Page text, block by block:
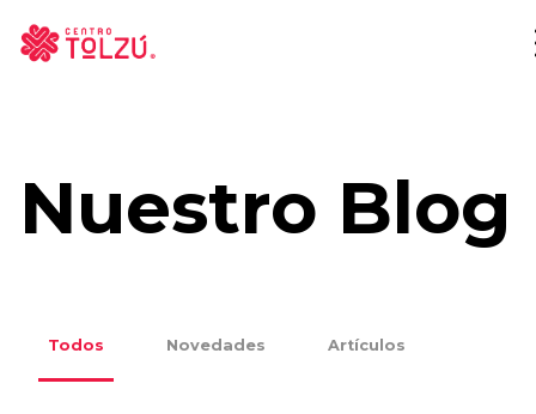
Nuestro Blog
Todos Novedades Artículos